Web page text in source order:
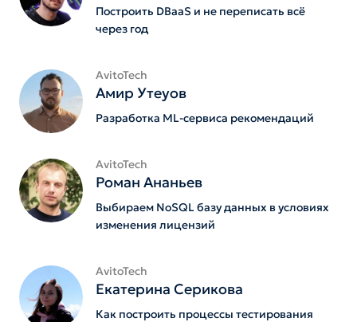
Построить DBaaS и не переписать всё
через год
AvitoTech
Амир Утеуов
Разработка ML-сервиса рекомендаций
AvitoTech
Роман Ананьев
Выбираем NoSQL базу данных в условиях
изменения лицензий
AvitoTech
Екатерина Серикова
Как построить процессы тестирования